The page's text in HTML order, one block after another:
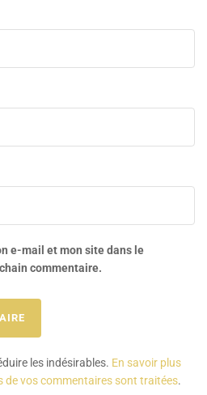
e-mail et mon site dans le
commentaire.
les indésirables. En savoir plus
de vos commentaires sont traitées.